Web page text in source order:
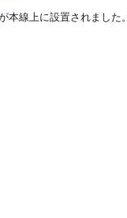
線上に設置されました。